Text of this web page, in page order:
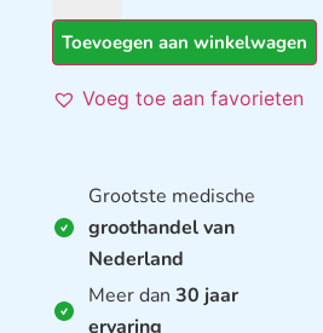
Toevoegen aan winkelwagen
Voeg toe aan favorieten
Grootste medische
groothandel van
Nederland
Meer dan 30 jaar
ervaring